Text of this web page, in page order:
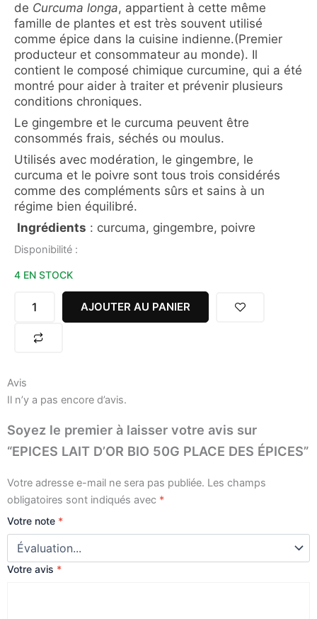
de Curcuma longa, appartient à cette même
famille de plantes et est très souvent utilisé
comme épice dans la cuisine indienne.(Premier
producteur et consommateur au monde). Il
contient le composé chimique curcumine, qui a été
montré pour aider à traiter et prévenir plusieurs
conditions chroniques.
Le gingembre et le curcuma peuvent être
consommés frais, séchés ou moulus.
Utilisés avec modération, le gingembre, le
curcuma et le poivre sont tous trois considérés
comme des compléments sûrs et sains à un
régime bien équilibré.
Ingrédients : curcuma, gingembre, poivre
Disponibilité :
4 EN STOCK
quantité
EPICES
D'OR
PLACE
AJOUTER AU PANIER
Avis
Il n’y a pas encore d’avis.
Soyez le premier à laisser votre avis sur
“EPICES LAIT D’OR BIO 50G PLACE DES ÉPICES”
Votre adresse e-mail ne sera pas publiée. Les champs
obligatoires sont indiqués avec *
Votre note *
Votre avis *